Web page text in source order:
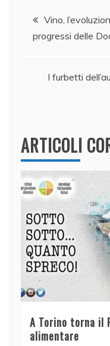
b
o
k
dI
n
Navigazione
articoli
Vino,
progressi delle
I furbetti
ARTICOLI
A Torino torna il
alimentare